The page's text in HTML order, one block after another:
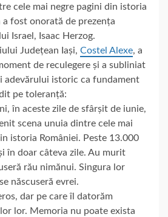
cele mai negre pagini din istoria
a fost onorată de prezența
Israel, Isaac Herzog.
Județean Iași, Costel Alexe, a
de reculegere și a subliniat
adevărului istoric ca fundament
pe toleranță:
în aceste zile de sfârșit de iunie,
scena unuia dintre cele mai
istoria României. Peste 13.000
în doar câteva zile. Au murit
rău nimănui. Singura lor
născuseră evrei.
dar pe care îl datorăm
lor. Memoria nu poate exista